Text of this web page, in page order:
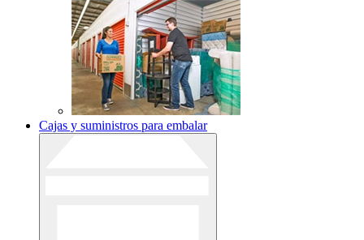
Cajas y suministros para embalar